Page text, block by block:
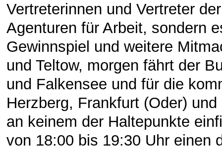
Vertreterinnen und Vertreter
Agenturen für Arbeit, sondern
Gewinnspiel und weitere
und Teltow, morgen fährt der
und Falkensee und für die
Herzberg, Frankfurt (Oder)
an keinem der Haltepunkte
von 18:00 bis 19:30 Uhr einen